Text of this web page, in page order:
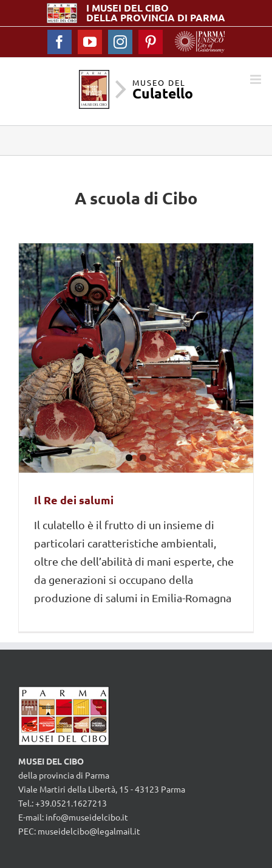
I MUSEI DELCIBO
DELLA PROVINCIA DI PARMA
FacebookYouTubeInstagramPinterest
MUSEO DEL
Culatello
A scuola di Cibo
Il Re dei salumi
Il culatello è il frutto di un insieme di
particolari caratteristiche ambientali,
oltre che dell’abilità di mani esperte, che
da generazioni si occupano della
produzione di salumi in Emilia-Romagna
MUSEI DEL CIBO
della provincia di Parma
Viale Martiri della Libertà, 15 - 43123 Parma
Tel.: +39.0521.1627213
E-mail: info@museidelcibo.it
PEC: museidelcibo@legalmail.it